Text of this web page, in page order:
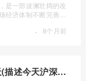
是一部波澜壮阔的改
经济体制不断完善的
· 8个月前
沪深两市行情今天(描述今天沪深两市早盘交易情况)